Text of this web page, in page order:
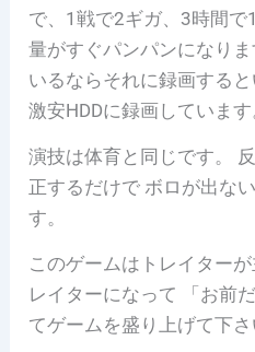
で、1戦で2ギガ、3時間
量がすぐパンパンになり
いるならそれに録画する
激安HDDに録画しています
演技は体育と同じです。
正するだけで ボロが出な
す。
このゲームはトレイター
レイターになって 「お前
てゲームを盛り上げて下さ